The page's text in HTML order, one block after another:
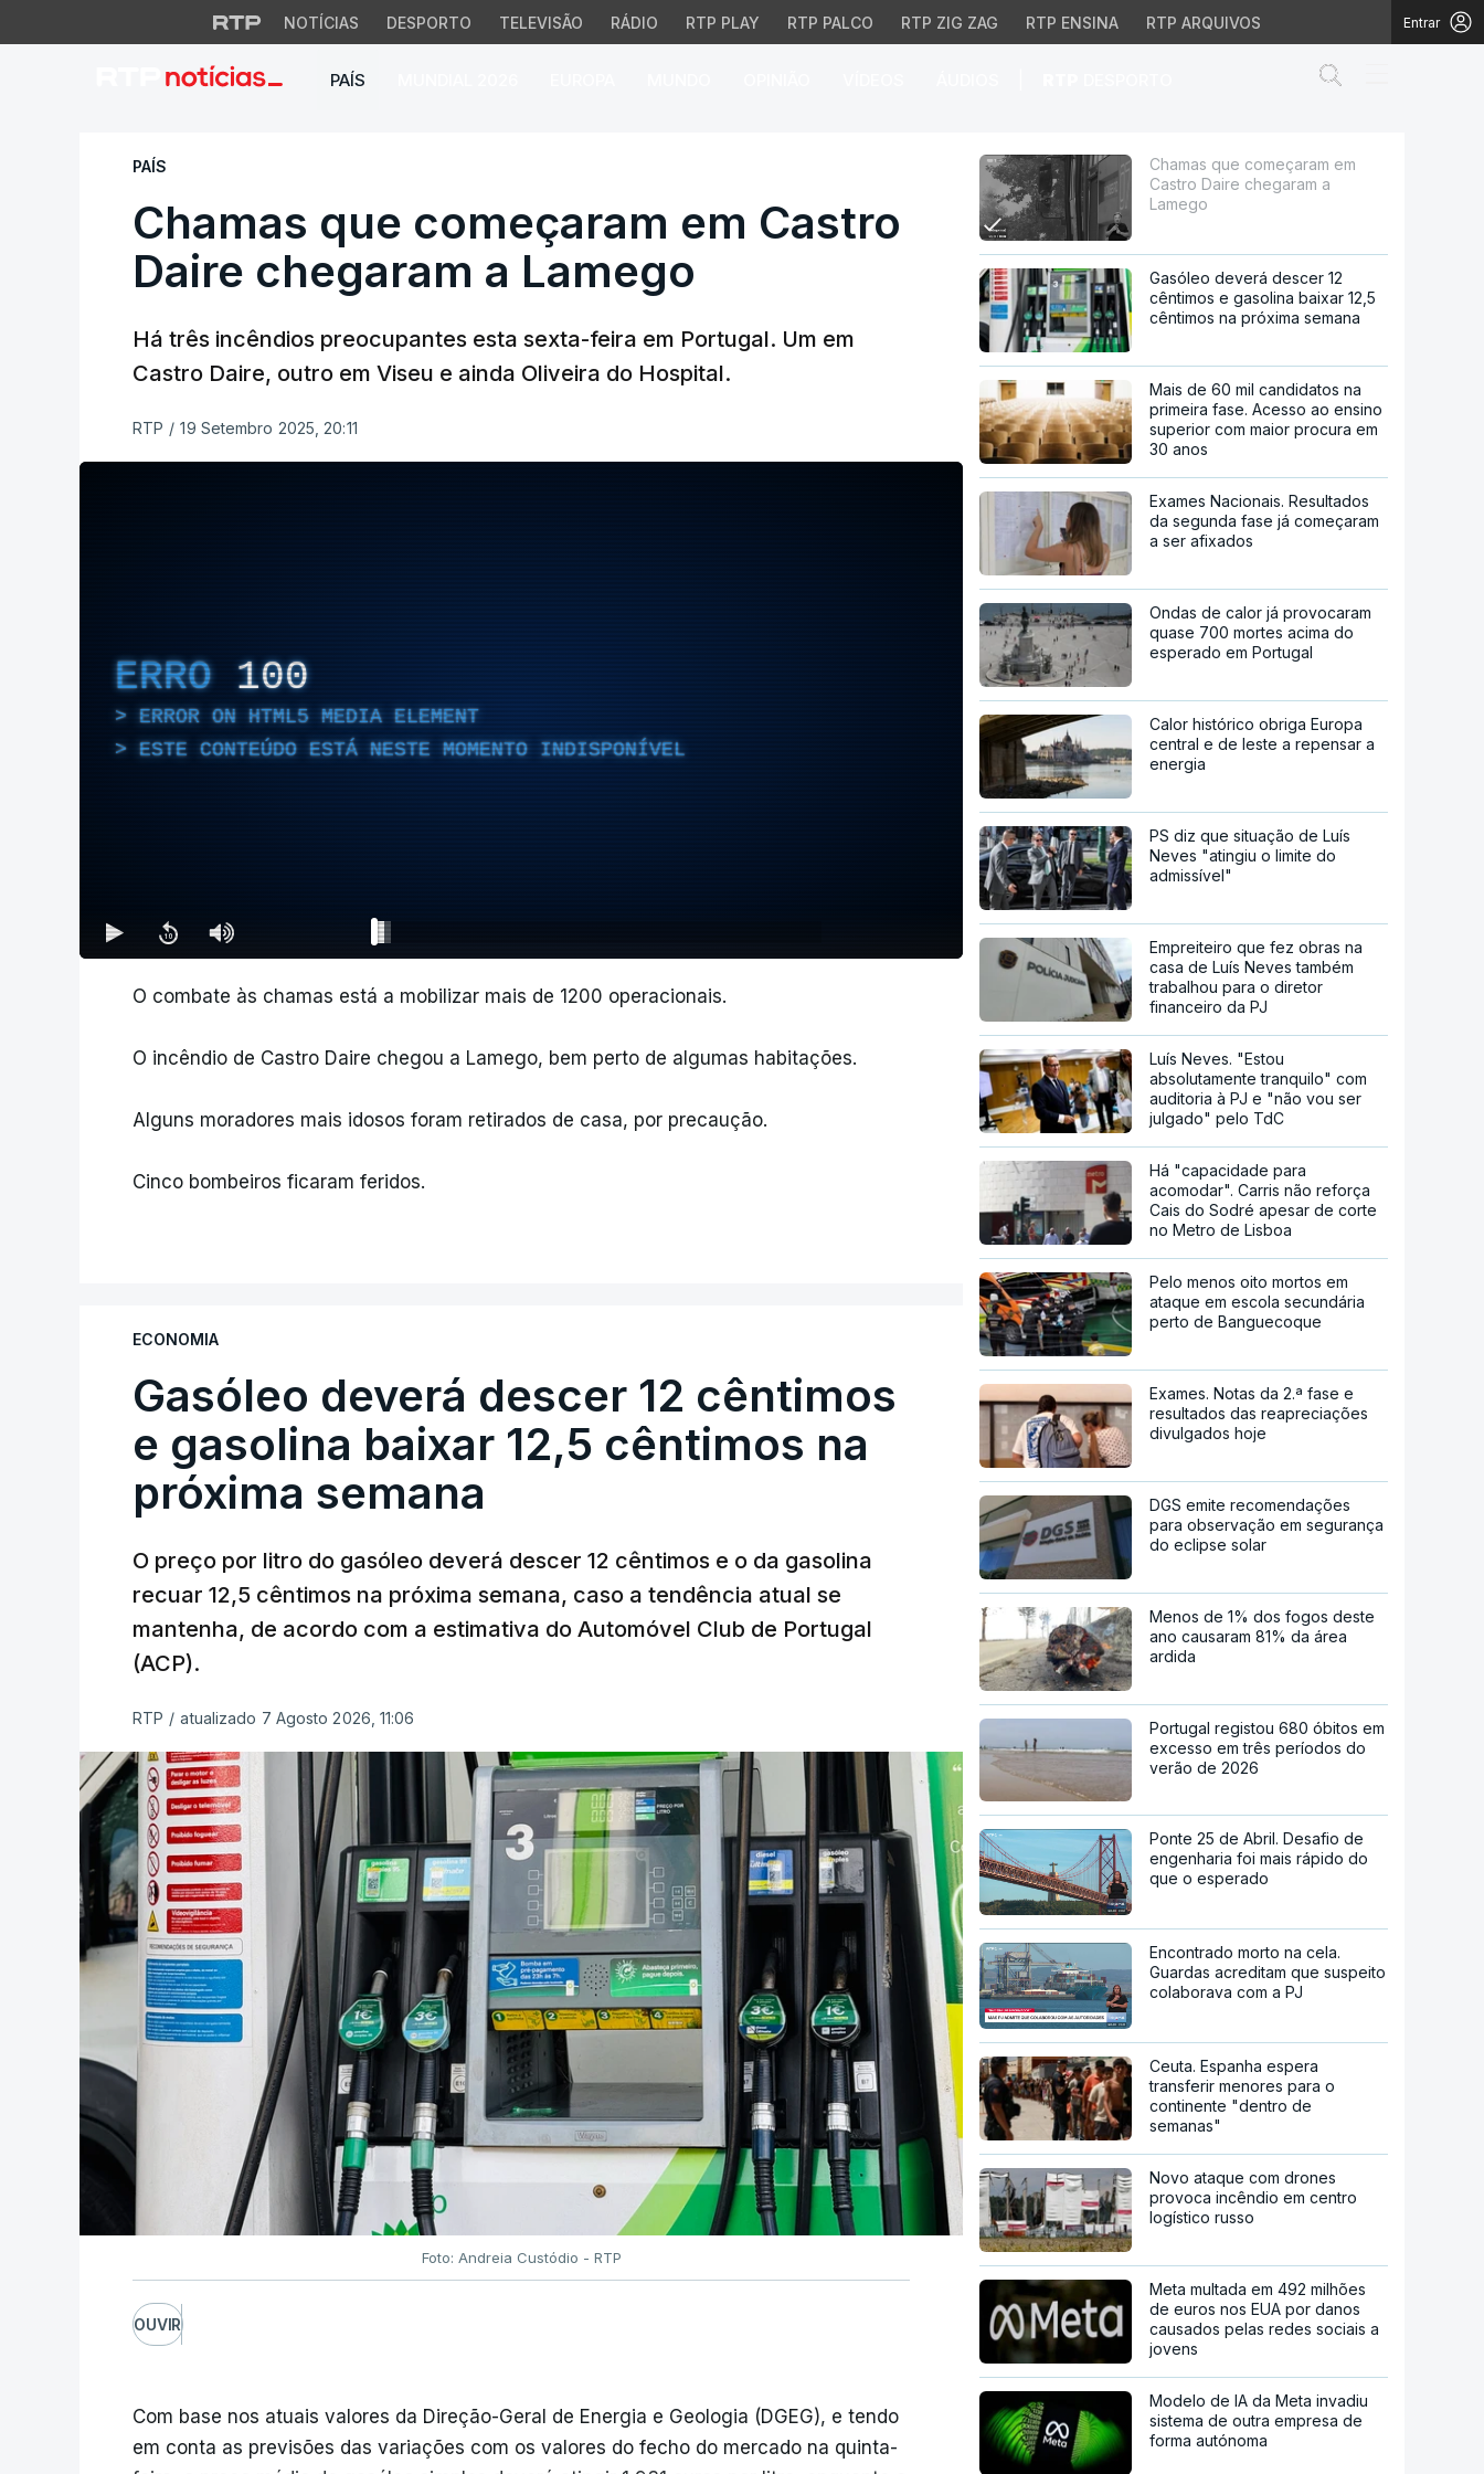
NOTÍCIAS DESPORTO TELEVISÃO RÁDIO RTP PLAY RTP PALCO RTP ZIG ZAG RTP ENSINA RTP ARQUIVOS Entrar
PAÍS
Chamas que começaram em Castro Daire chegaram a Lamego
PAÍS
Chamas que começaram em Castro
Daire chegaram a Lamego
Há três incêndios preocupantes esta sexta-feira em Portugal. Um em
Castro Daire, outro em Viseu e ainda Oliveira do Hospital.
RTP / 19 Setembro 2025, 20:11
ERRO 100
ERROR ON HTML5 MEDIA ELEMENT
ESTE CONTEÚDO ESTÁ NESTE MOMENTO INDISPONÍVEL
O combate às chamas está a mobilizar mais de 1200 operacionais.
O incêndio de Castro Daire chegou a Lamego, bem perto de algumas habitações.
Alguns moradores mais idosos foram retirados de casa, por precaução.
Cinco bombeiros ficaram feridos.
ECONOMIA
Gasóleo deverá descer 12 cêntimos
e gasolina baixar 12,5 cêntimos na
próxima semana
O preço por litro do gasóleo deverá descer 12 cêntimos e o da gasolina
recuar 12,5 cêntimos na próxima semana, caso a tendência atual se
mantenha, de acordo com a estimativa do Automóvel Club de Portugal
(ACP).
RTP / atualizado 7 Agosto 2026, 11:06
Foto: Andreia Custódio - RTP
OUVIR
Com base nos atuais valores da Direção-Geral de Energia e Geologia (DGEG), e tendo
em conta as previsões das variações com os valores do fecho do mercado na quinta-
Chamas que começaram em
Castro Daire chegaram a
Lamego
Gasóleo deverá descer 12
cêntimos e gasolina baixar 12,5
cêntimos na próxima semana
Mais de 60 mil candidatos na
primeira fase. Acesso ao ensino
superior com maior procura em
30 anos
Exames Nacionais. Resultados
da segunda fase já começaram
a ser afixados
Ondas de calor já provocaram
quase 700 mortes acima do
esperado em Portugal
Calor histórico obriga Europa
central e de leste a repensar a
energia
PS diz que situação de Luís
Neves "atingiu o limite do
admissível"
Empreiteiro que fez obras na
casa de Luís Neves também
trabalhou para o diretor
financeiro da PJ
Luís Neves. "Estou
absolutamente tranquilo" com
auditoria à PJ e "não vou ser
julgado" pelo TdC
Há "capacidade para
acomodar". Carris não reforça
Cais do Sodré apesar de corte
no Metro de Lisboa
Pelo menos oito mortos em
ataque em escola secundária
perto de Banguecoque
Exames. Notas da 2.ª fase e
resultados das reapreciações
divulgados hoje
DGS emite recomendações
para observação em segurança
do eclipse solar
Menos de 1% dos fogos deste
ano causaram 81% da área
ardida
Portugal registou 680 óbitos em
excesso em três períodos do
verão de 2026
Ponte 25 de Abril. Desafio de
engenharia foi mais rápido do
que o esperado
Encontrado morto na cela.
Guardas acreditam que suspeito
colaborava com a PJ
Ceuta. Espanha espera
transferir menores para o
continente "dentro de
semanas"
Novo ataque com drones
provoca incêndio em centro
logístico russo
Meta multada em 492 milhões
de euros nos EUA por danos
causados pelas redes sociais a
jovens
Modelo de IA da Meta invadiu
sistema de outra empresa de
forma autónoma